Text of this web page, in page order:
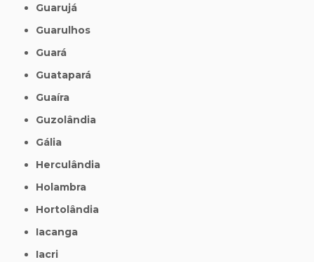
Guarujá
Guarulhos
Guará
Guatapará
Guaíra
Guzolândia
Gália
Herculândia
Holambra
Hortolândia
Iacanga
Iacri